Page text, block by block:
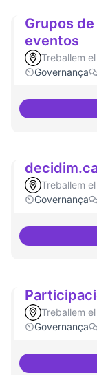
Grupos
eventos
Treballem
Governança
Treballem
Governança
Treballem
Governança